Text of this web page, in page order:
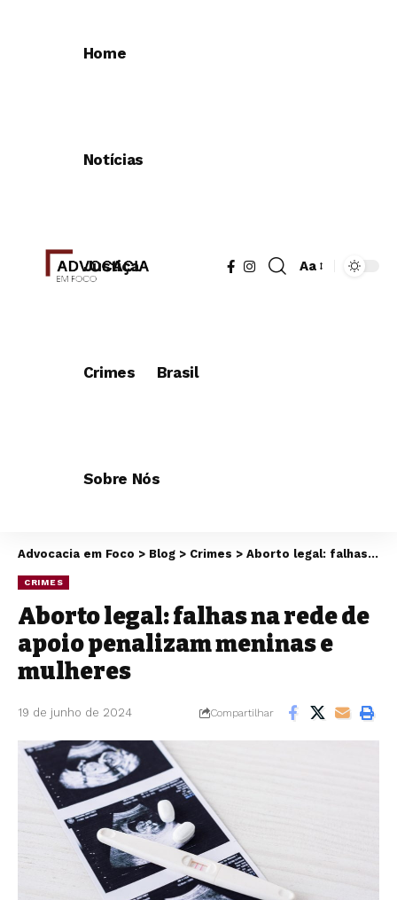
Home
Notícias
Justiça
Crimes Brasil
Sobre Nós
Aa
Advocacia em Foco > Blog > Crimes > Aborto legal: falhas na rede de apoio penalizam meninas e mulheres
CRIMES
Aborto legal: falhas na rede de
apoio penalizam meninas e
mulheres
19 de junho de 2024 Compartilhar